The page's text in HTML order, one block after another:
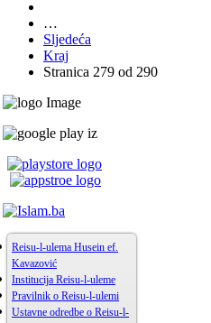
…
Sljedeća
Kraj
Stranica 279 od 290
Reisu-l-ulema Husein ef.
Kavazović
Institucija Reisu-l-uleme
Pravilnik o Reisu-l-ulemi
Ustavne odredbe o Reisu-l-